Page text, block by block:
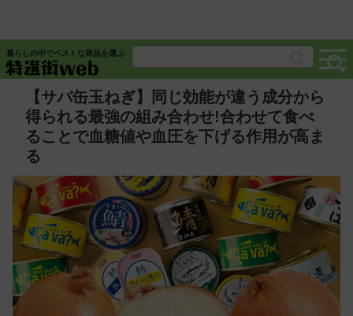
暮らしの中でベストな商品を選ぶ
【サバ缶玉ねぎ】同じ効能が違う成分から
得られる最強の組み合わせ!合わせて食べ
ることで血糖値や血圧を下げる作用が高ま
る